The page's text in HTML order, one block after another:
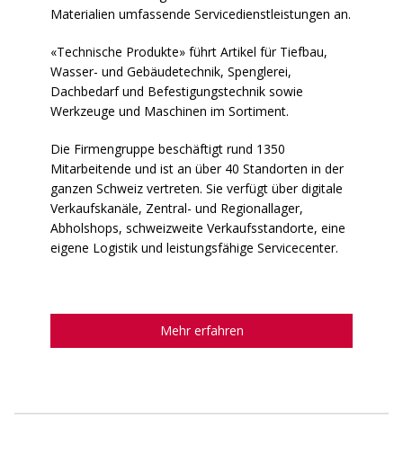
Materialien umfassende Servicedienstleistungen an.
«Technische Produkte» führt Artikel für Tiefbau,
Wasser- und Gebäudetechnik, Spenglerei,
Dachbedarf und Befestigungstechnik sowie
Werkzeuge und Maschinen im Sortiment.
Die Firmengruppe beschäftigt rund 1350
Mitarbeitende und ist an über 40 Standorten in der
ganzen Schweiz vertreten. Sie verfügt über digitale
Verkaufskanäle, Zentral- und Regionallager,
Abholshops, schweizweite Verkaufsstandorte, eine
eigene Logistik und leistungsfähige Servicecenter.
Mehr erfahren